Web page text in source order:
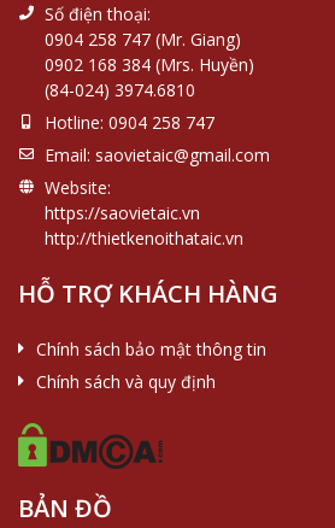
Số điện thoại:
0904 258 747 (Mr. Giang)
0902 168 384 (Mrs. Huyền)
(84-024) 3974.6810
Hotline: 0904 258 747
Email: saovietaic@gmail.com
Website:
https://saovietaic.vn
http://thietkenoithataic.vn
HỖ TRỢ KHÁCH HÀNG
Chính sách bảo mật thông tin
Chính sách và quy định
BẢN ĐỒ